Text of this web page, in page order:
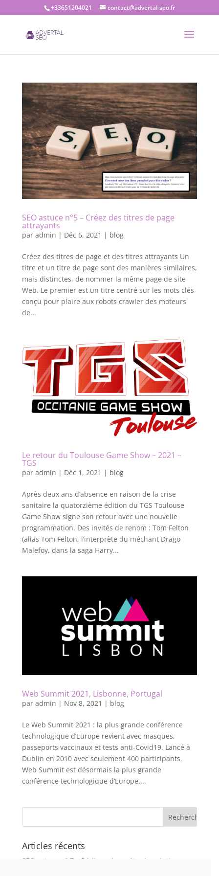
+33651204021 contact@advertal-seo.fr
SEO astuce n°5 – Créez des titres de page
attrayants
par admin | Déc 6, 2021 | blog
Créez des titres de page et des titres attrayants Un
titre et un titre de page sont des manières similaires,
mais distinctes, de nommer la même page de site
Web. Le premier est un titre centré sur les mots clés
conçu pour plaire aux robots crawler des moteurs
de...
Le retour du Toulouse Game Show – 2021 –
TGS
par admin | Déc 1, 2021 | blog
Après deux ans d’absence en raison de la crise
sanitaire la quatorzième édition du TGS Toulouse
Game Show signe son retour avec une nouvelle
programmation. Des invités de renom : Tom Felton
(alias Tom Felton, l’interprète du méchant Drago
Malefoy, dans la saga Harry...
Web Summit 2021, Lisbonne, Portugal
par admin | Nov 8, 2021 | blog
Le Web Summit 2021 : la plus grande conférence
technologique d’Europe revient avec masques,
passeports vaccinaux et tests anti-Covid19. Lancé à
Dublin en 2010 avec seulement 400 participants,
Web Summit est désormais la plus grande
conférence technologique d’Europe....
Articles récents
SEO astuce n° 7 – Rédigez des méta-descriptions